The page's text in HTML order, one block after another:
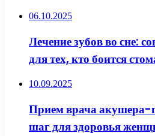
06.10.2025
Лечение зубов во сне:
для тех, кто боится
10.09.2025
Прием врача акушера-
шаг для здоровья